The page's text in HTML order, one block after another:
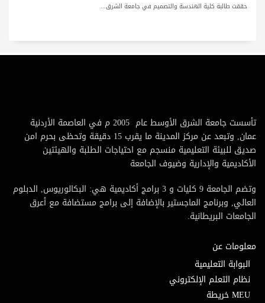
حققت طالبة كلية الهندسة والتصميم في جامعة الشرق...
تأسست جامعة الشرق الأوسط عام 2005 م في العاصمة الأردنية
عمان, وتبعد عن مركز المدينة ما يقرب 15 دقيقة وتحظى بحرم امن
صديق للبيئة التعليمية منسجم مع احتياجات الطلبة والهيئتين
الأكاديمية والإدارية وضيوف الجامعة
وتضم الجامعة 9 كليات و 3 برامج أكاديمية هي: البكالوريوس, الدبلوم
العالي, وبرنامج الماجستير بالإضافة إلى برامج مستضافة مع أعرق
الجامعات البريطانية.
معلومات عن
البوابة التعليمية
نظام التعلم الإلكتروني
MEU خريطة